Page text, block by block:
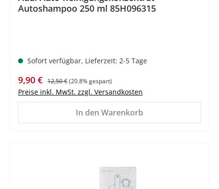
Autoshampoo 250 ml 85H096315
Sofort verfügbar, Lieferzeit: 2-5 Tage
Verkaufspreis:
9,90 € Regulärer Preis:
12,50 €(20.8% gespart)
Preise inkl. MwSt. zzgl. Versandkosten
In den Warenkorb